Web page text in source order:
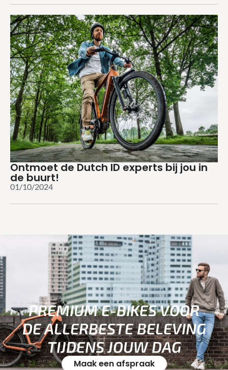
Ontmoet de Dutch ID experts bij jou in
de buurt!
01/10/2024
PREMIUM E-BIKES VOOR
DE ALLERBESTE BELEVING
TIJDENS JOUW DAG
Maak een afspraak